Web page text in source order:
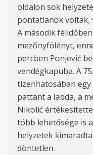
oldalon sok
pontatlanok voltak,
A második
mezőnyfölényt,
percben Ponjević
vendégkapuba. A
tizenhatosában
pattant a labda, a
Nikolić
több lehetősége is
helyzetek
döntetlen.